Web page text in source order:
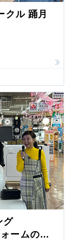
ル 踊月
グ
ームの